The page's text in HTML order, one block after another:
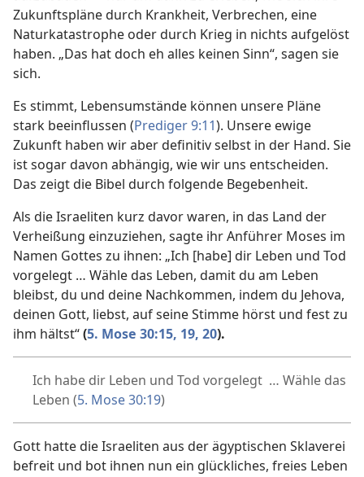
Zukunftspläne durch Krankheit, Verbrechen, eine
Naturkatastrophe oder durch Krieg in nichts aufgelöst
haben. „Das hat doch eh alles keinen Sinn“, sagen sie
sich.
Es stimmt, Lebensumstände können unsere Pläne
stark beeinflussen (Prediger 9:11). Unsere ewige
Zukunft haben wir aber definitiv selbst in der Hand. Sie
ist sogar davon abhängig, wie wir uns entscheiden.
Das zeigt die Bibel durch folgende Begebenheit.
Als die Israeliten kurz davor waren, in das Land der
Verheißung einzuziehen, sagte ihr Anführer Moses im
Namen Gottes zu ihnen: „Ich [habe] dir Leben und Tod
vorgelegt … Wähle das Leben, damit du am Leben
bleibst, du und deine Nachkommen, indem du Jehova,
deinen Gott, liebst, auf seine Stimme hörst und fest zu
ihm hältst“(5. Mose 30:15, 19, 20).
Ich habe dir Leben und Tod vorgelegt … Wähle das
Leben (5. Mose 30:19)
Gott hatte die Israeliten aus der ägyptischen Sklaverei
befreit und bot ihnen nun ein glückliches, freies Leben